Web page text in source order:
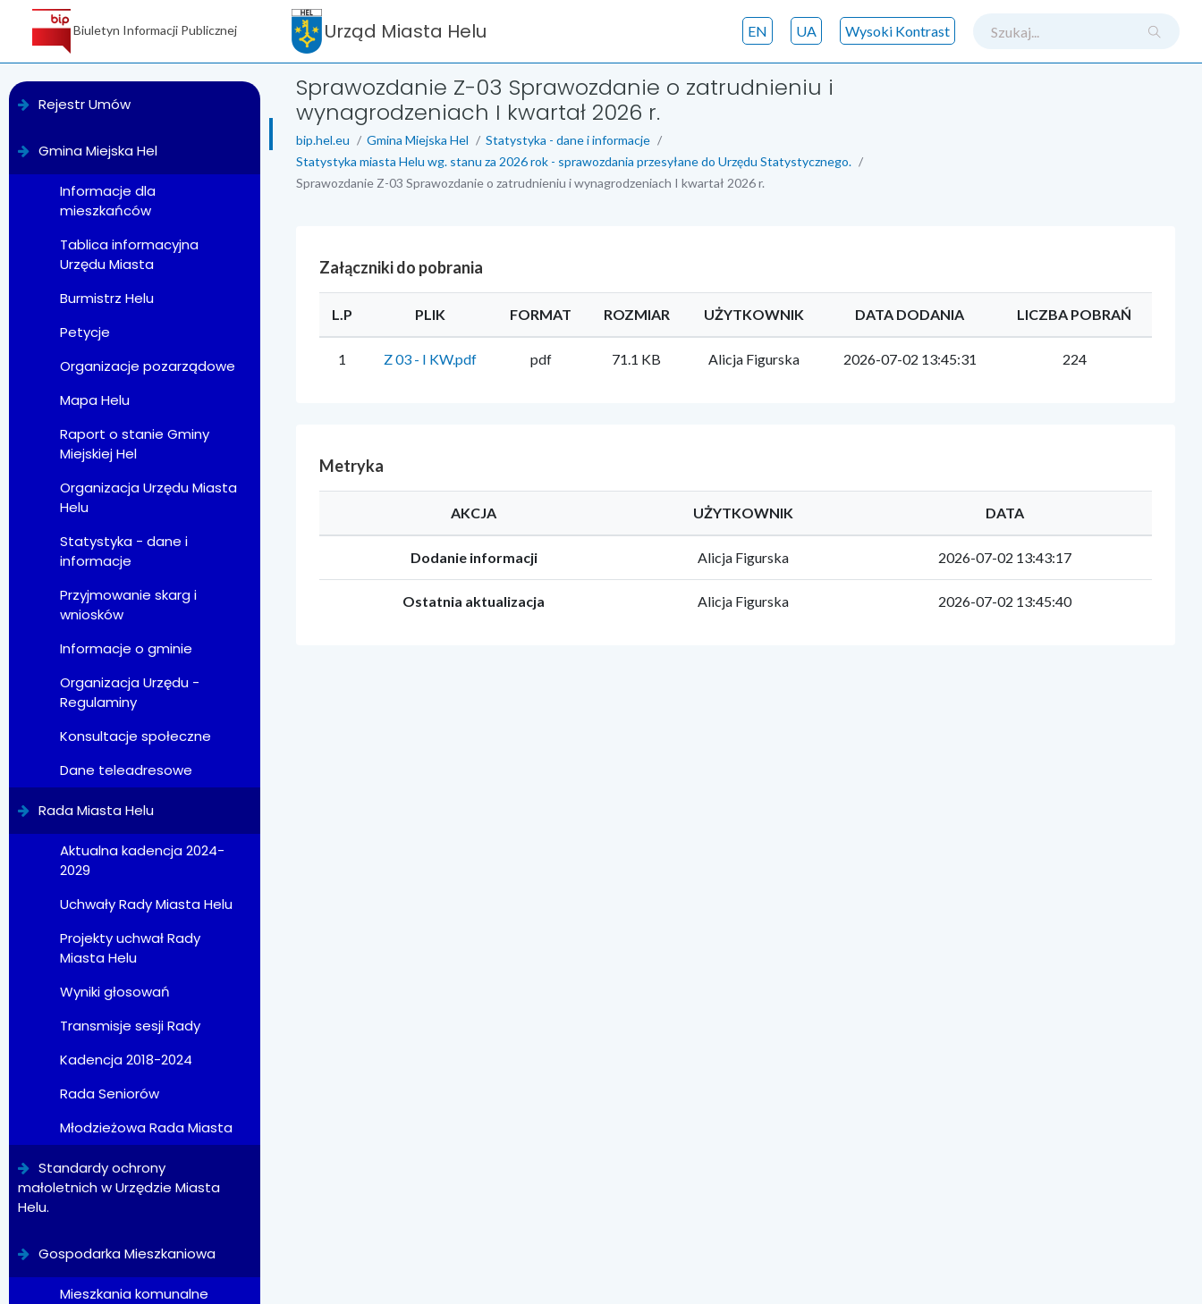
Biuletyn Informacji Publicznej
Rejestr Umów
Gmina Miejska Hel
Informacje dla
mieszkańców
Tablica informacyjna
Urzędu Miasta
Burmistrz Helu
Petycje
Organizacje pozarządowe
Mapa Helu
Raport o stanie Gminy
Miejskiej Hel
Organizacja Urzędu Miasta
Helu
Statystyka - dane i
informacje
Przyjmowanie skarg i
wniosków
Informacje o gminie
Organizacja Urzędu -
Regulaminy
Konsultacje społeczne
Dane teleadresowe
Rada Miasta Helu
Aktualna kadencja 2024-
2029
Uchwały Rady Miasta Helu
Projekty uchwał Rady
Miasta Helu
Wyniki głosowań
Transmisje sesji Rady
Kadencja 2018-2024
Rada Seniorów
Młodzieżowa Rada Miasta
Standardy ochrony
małoletnich w Urzędzie Miasta
Helu.
Gospodarka Mieszkaniowa
Mieszkania komunalne
Urząd Miasta Helu Wysoki Kontrast
UA
EN
Sprawozdanie Z-03 Sprawozdanie o zatrudnieniu i
wynagrodzeniach I kwartał 2026 r.
bip.hel.eu Gmina Miejska Hel
Statystyka - dane i informacje
Statystyka miasta Helu wg. stanu za 2026 rok - sprawozdania przesyłane do Urzędu Statystycznego.
Sprawozdanie Z-03 Sprawozdanie o zatrudnieniu i wynagrodzeniach I kwartał 2026 r.
Załączniki do pobrania
L.P PLIK FORMAT ROZMIAR UŻYTKOWNIK DATA DODANIA LICZBA POBRAŃ
1 Z 03 - I KW.pdf pdf 71.1 KB Alicja Figurska 2026-07-02 13:45:31 224
Metryka
AKCJA UŻYTKOWNIK DATA
Dodanie informacji Alicja Figurska 2026-07-02 13:43:17
Ostatnia aktualizacja Alicja Figurska 2026-07-02 13:45:40